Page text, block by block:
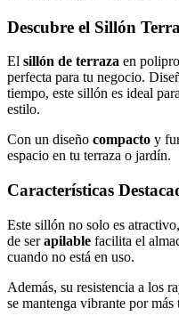
Descubre el Sillón
El sillón de terraza en
perfecta para tu negocio.
tiempo, este sillón es ideal
estilo.
Con un diseño compacto y
espacio en tu terraza o jardín.
Características
Este sillón no solo es
de serapilable facilita el
cuando no está en uso.
Además, su resistencia a los
se mantenga vibrante por más